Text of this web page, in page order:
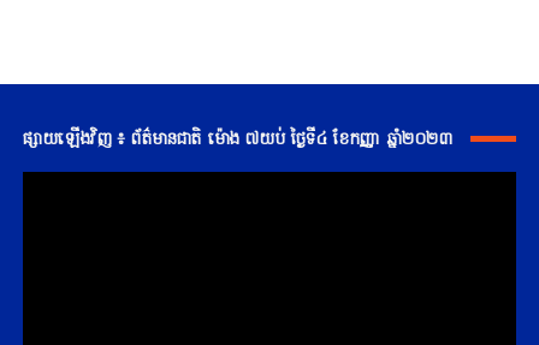
ផ្សាយឡើងវិញ ៖ ព័ត៌មានជាតិ ម៉ោង ៧យប់ ថ្ងៃទី៤ ខែកញ្ញា ឆ្នាំ២០២៣